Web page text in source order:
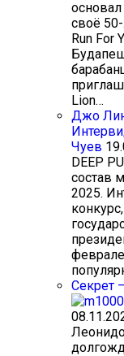
основал
своё
Run For
Lion…
Джо
Чуев
DEEP
состав
2025.
Секрет